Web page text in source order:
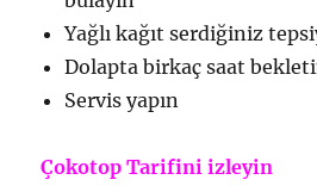
Yağlı kağıt serdiğiniz
Dolapta birkaç saat
Servis yapın
Çokotop Tarifini izleyin